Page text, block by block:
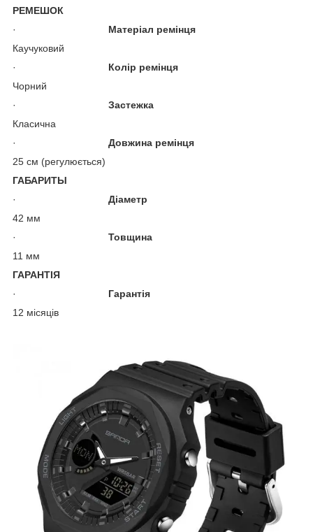
РЕМЕШОК
· Матеріал ремінця
Каучуковий
· Колір ремінця
Чорний
· Застежка
Класична
· Довжина ремінця
25 см (регулюється)
ГАБАРИТЫ
· Діаметр
42 мм
· Товщина
11 мм
ГАРАНТІЯ
· Гарантія
12 місяців